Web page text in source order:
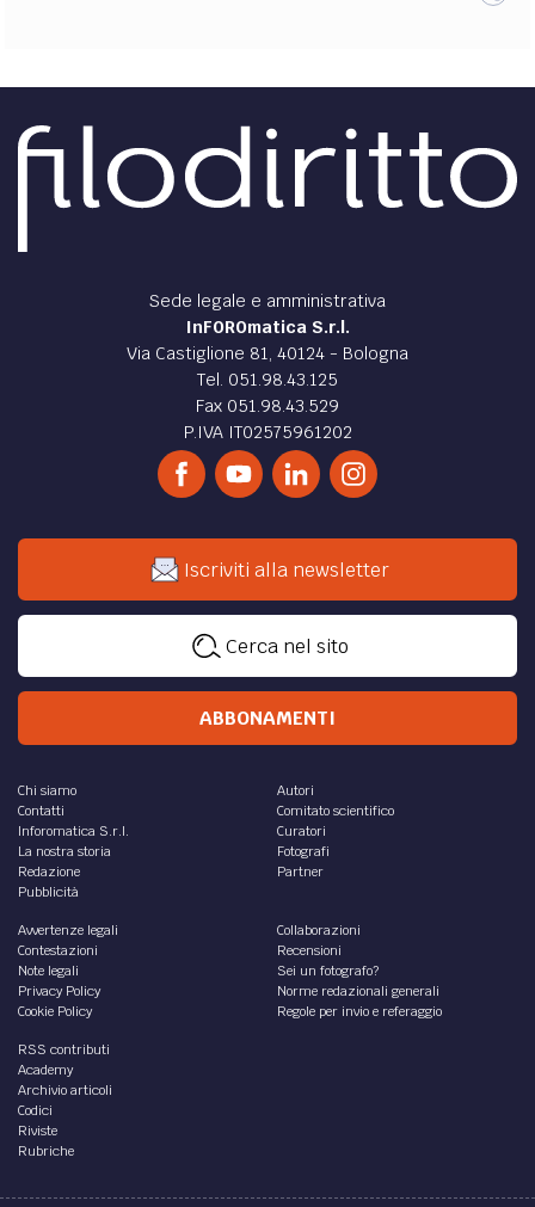
Sede legale e amministrativa
InFOROmatica S.r.l.
Via Castiglione 81, 40124 - Bologna
Tel. 051.98.43.125
Fax 051.98.43.529
P.IVA IT02575961202
Iscriviti alla newsletter
Cerca nel sito
ABBONAMENTI
Chi siamo
Contatti
Inforomatica S.r.l.
La nostra storia
Redazione
Pubblicità
Autori
Comitato scientifico
Curatori
Fotografi
Partner
Avvertenze legali
Contestazioni
Note legali
Privacy Policy
Cookie Policy
Collaborazioni
Recensioni
Sei un fotografo?
Norme redazionali generali
Regole per invio e referaggio
RSS contributi
Academy
Archivio articoli
Codici
Riviste
Rubriche